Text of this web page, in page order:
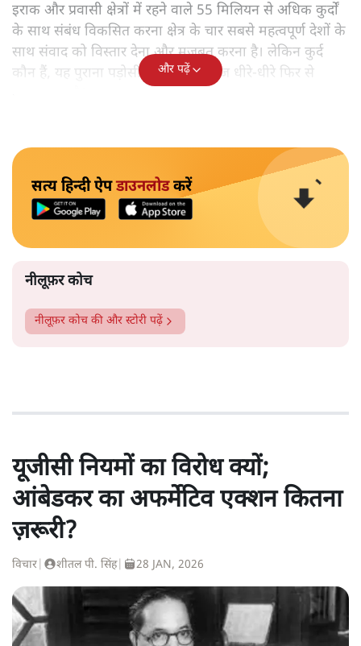
इराक और प्रवासी क्षेत्रों में रहने वाले 55 मिलियन से अधिक कुर्दों
के साथ संबंध विकसित करना क्षेत्र के चार सबसे महत्वपूर्ण देशों के
साथ संवाद को विस्तार देना और मजबूत करना है। लेकिन कुर्द
कौन हैं, यह पुराना पड़ोसी जिसे भारत आज धीरे-धीरे फिर से
और पढ़ें
सत्य हिन्दी ऐपडाउनलोडकरें
नीलूफ़र कोच
नीलूफ़र कोच की और स्टोरी पढ़ें
यूजीसी नियमों का विरोध क्यों;
आंबेडकर का अफर्मेटिव एक्शन कितना
ज़रूरी?
विचार शीतल पी. सिंह| 28 JAN, 2026